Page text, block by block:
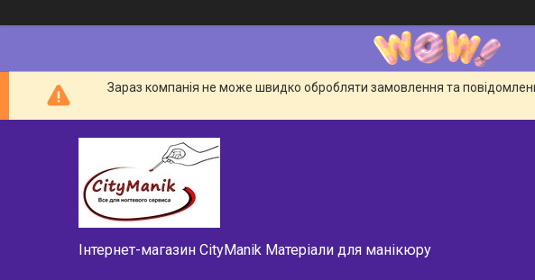
Зараз компанія не може швидко обробляти замовлення та
Інтернет-магазин CityManik Матеріали для манікюру